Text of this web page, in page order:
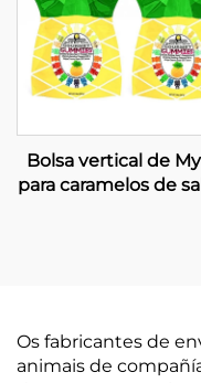
Bolsa vertical de
para caramelos de
Os fabricantes de
animais de